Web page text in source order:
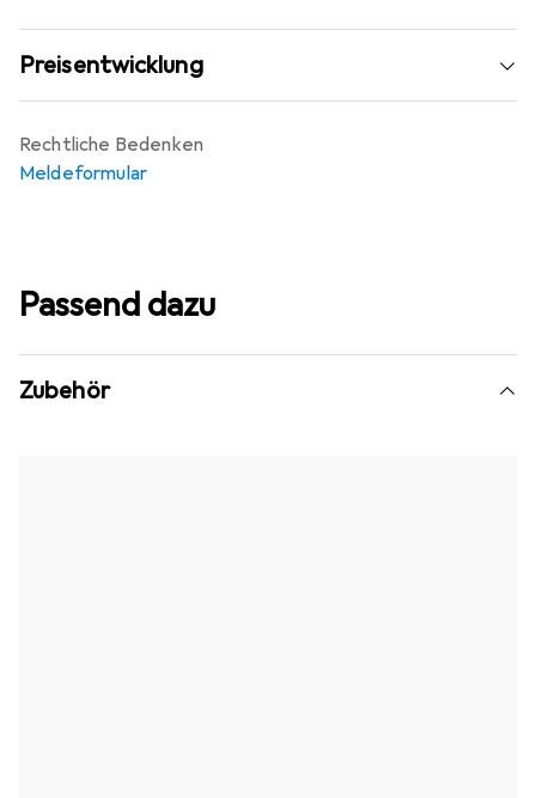
Preisentwicklung
Rechtliche Bedenken
Meldeformular
Passend dazu
Zubehör